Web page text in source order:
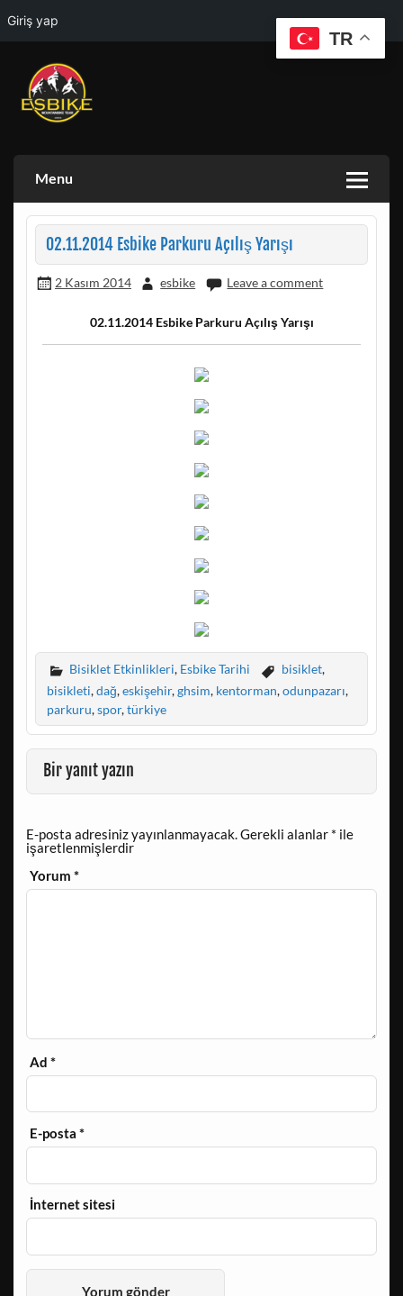
Giriş yap
Skip
content
Menu
02.11.2014 Esbike Parkuru Açılış Yarışı
2 Kasım 2014 esbike Leave a comment
02.11.2014 Esbike Parkuru Açılış Yarışı
Bisiklet Etkinlikleri, Esbike Tarihi bisiklet,
bisikleti,dağ,eskişehir,ghsim, kentorman,odunpazarı,
parkuru,spor,türkiye
Bir yanıt yazın
E-posta adresiniz yayınlanmayacak.Gerekli alanlar * ile
işaretlenmişlerdir
Yorum*
Ad*
E-posta*
İnternet sitesi
TR